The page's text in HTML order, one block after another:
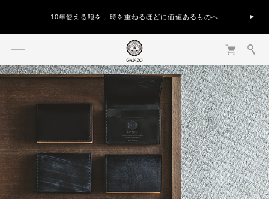
10年使える鞄を、時を重ねるほどに価値あるものへ